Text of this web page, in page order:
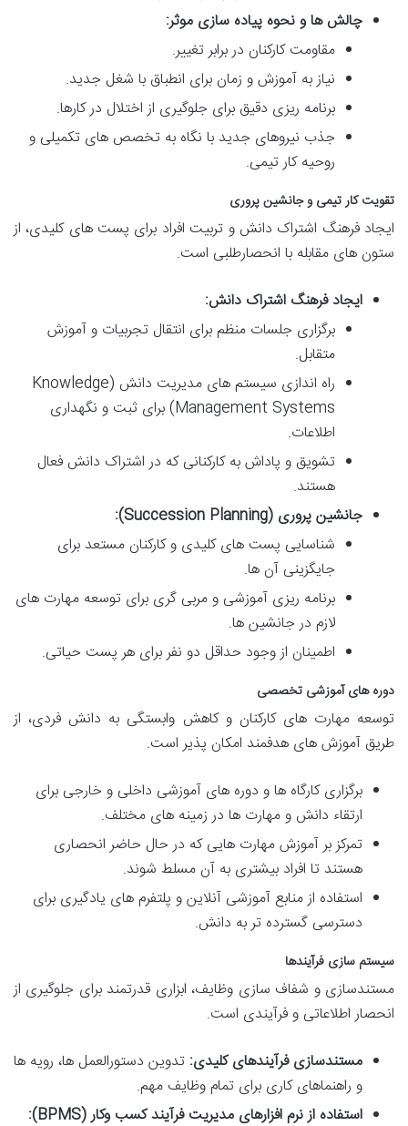
چالش ها و نحوه پیاده سازی موثر:
مقاومت کارکنان در برابر تغییر.
نیاز به آموزش و زمان برای انطباق با شغل جدید.
برنامه ریزی دقیق برای جلوگیری از اختلال در کارها.
جذب نیروهای جدید با نگاه به تخصص های تکمیلی و
روحیه کار تیمی.
تقویت کار تیمی و جانشین پروری
ایجاد فرهنگ اشتراک دانش و تربیت افراد برای پست های کلیدی، از
ستون های مقابله با انحصارطلبی است.
ایجاد فرهنگ اشتراک دانش:
برگزاری جلسات منظم برای انتقال تجربیات و آموزش
متقابل.
راه اندازی سیستم های مدیریت دانش (Knowledge
Management Systems) برای ثبت و نگهداری
اطلاعات.
تشویق و پاداش به کارکنانی که در اشتراک دانش فعال
هستند.
جانشین پروری (Succession Planning):
شناسایی پست های کلیدی و کارکنان مستعد برای
جایگزینی آن ها.
برنامه ریزی آموزشی و مربی گری برای توسعه مهارت های
لازم در جانشین ها.
اطمینان از وجود حداقل دو نفر برای هر پست حیاتی.
دوره های آموزشی تخصصی
توسعه مهارت های کارکنان و کاهش وابستگی به دانش فردی، از
طریق آموزش های هدفمند امکان پذیر است.
برگزاری کارگاه ها و دوره های آموزشی داخلی و خارجی برای
ارتقاء دانش و مهارت ها در زمینه های مختلف.
تمرکز بر آموزش مهارت هایی که در حال حاضر انحصاری
هستند تا افراد بیشتری به آن مسلط شوند.
استفاده از منابع آموزشی آنلاین و پلتفرم های یادگیری برای
دسترسی گسترده تر به دانش.
سیستم سازی فرآیندها
مستندسازی و شفاف سازی وظایف، ابزاری قدرتمند برای جلوگیری از
انحصار اطلاعاتی و فرآیندی است.
مستندسازی فرآیندهای کلیدی: تدوین دستورالعمل ها، رویه ها
و راهنماهای کاری برای تمام وظایف مهم.
استفاده از نرم افزارهای مدیریت فرآیند کسب وکار (BPMS):